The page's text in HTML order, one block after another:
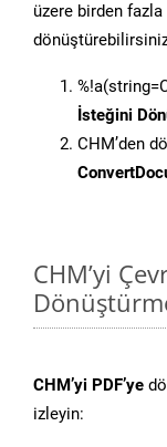
üzere birden
İsteğini
CHM’den
CHM’yi
CHM’yi PDF’ye
izleyin: